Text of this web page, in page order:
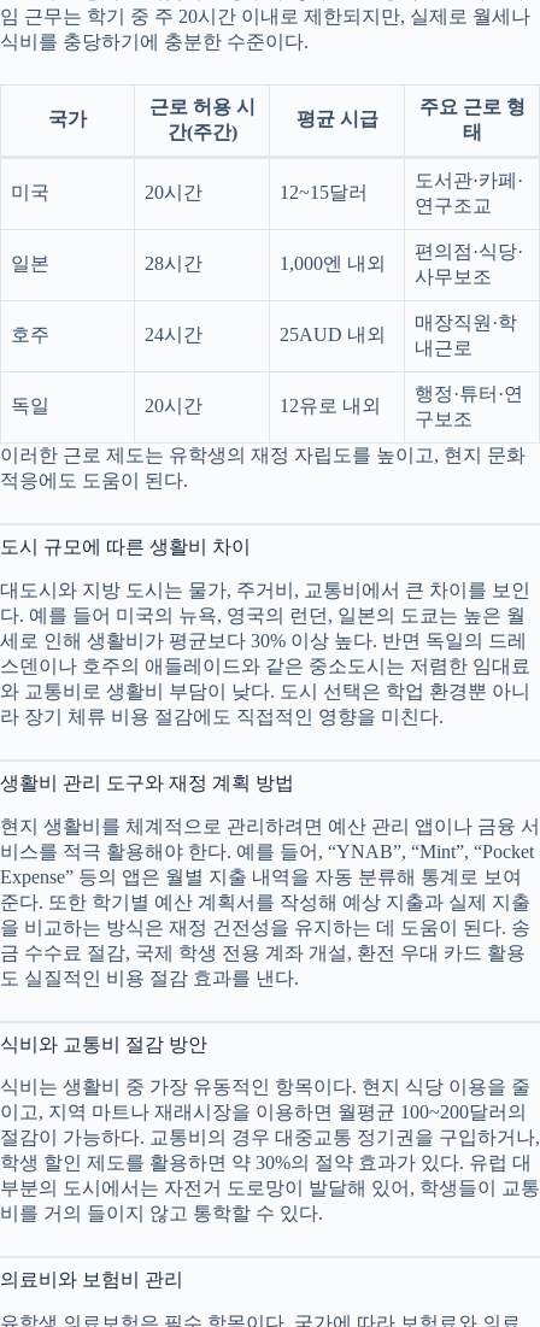
임 근무는 학기 중 주 20시간 이내로 제한되지만, 실제로 월세나
식비를 충당하기에 충분한 수준이다.
국가
근로 허용 시
간(주간)
평균 시급
주요 근로 형
태
미국 20시간 12~15달러
도서관·카페·
연구조교
일본 28시간 1,000엔 내외
편의점·식당·
사무보조
호주 24시간 25AUD 내외
매장직원·학
내근로
독일 20시간 12유로 내외
행정·튜터·연
구보조
이러한 근로 제도는 유학생의 재정 자립도를 높이고, 현지 문화
적응에도 도움이 된다.
도시 규모에 따른 생활비 차이
대도시와 지방 도시는 물가, 주거비, 교통비에서 큰 차이를 보인
다. 예를 들어 미국의 뉴욕, 영국의 런던, 일본의 도쿄는 높은 월
세로 인해 생활비가 평균보다 30% 이상 높다. 반면 독일의 드레
스덴이나 호주의 애들레이드와 같은 중소도시는 저렴한 임대료
와 교통비로 생활비 부담이 낮다. 도시 선택은 학업 환경뿐 아니
라 장기 체류 비용 절감에도 직접적인 영향을 미친다.
생활비 관리 도구와 재정 계획 방법
현지 생활비를 체계적으로 관리하려면 예산 관리 앱이나 금융 서
비스를 적극 활용해야 한다. 예를 들어, “YNAB”, “Mint”, “Pocket
Expense” 등의 앱은 월별 지출 내역을 자동 분류해 통계로 보여
준다. 또한 학기별 예산 계획서를 작성해 예상 지출과 실제 지출
을 비교하는 방식은 재정 건전성을 유지하는 데 도움이 된다. 송
금 수수료 절감, 국제 학생 전용 계좌 개설, 환전 우대 카드 활용
도 실질적인 비용 절감 효과를 낸다.
식비와 교통비 절감 방안
식비는 생활비 중 가장 유동적인 항목이다. 현지 식당 이용을 줄
이고, 지역 마트나 재래시장을 이용하면 월평균 100~200달러의
절감이 가능하다. 교통비의 경우 대중교통 정기권을 구입하거나,
학생 할인 제도를 활용하면 약 30%의 절약 효과가 있다. 유럽 대
부분의 도시에서는 자전거 도로망이 발달해 있어, 학생들이 교통
비를 거의 들이지 않고 통학할 수 있다.
의료비와 보험비 관리